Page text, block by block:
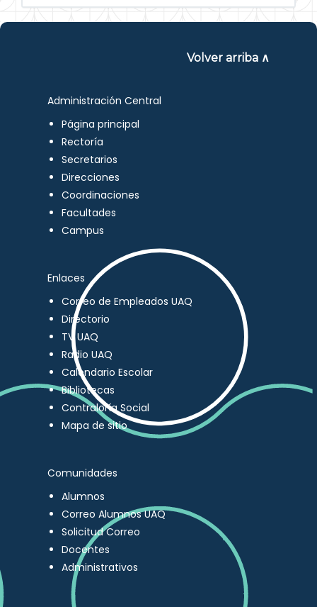
Volver arriba ∧
Administración Central
Página principal
Rectoría
Secretarios
Direcciones
Coordinaciones
Facultades
Campus
Enlaces
Correo de Empleados UAQ
Directorio
TV UAQ
Radio UAQ
Calendario Escolar
Bibliotecas
Contraloría Social
Mapa de sitio
Comunidades
Alumnos
Correo Alumnos UAQ
Solicitud Correo
Docentes
Administrativos